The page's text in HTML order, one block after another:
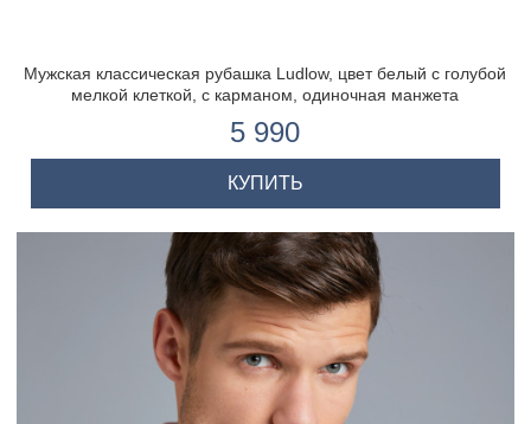
Мужская классическая рубашка Ludlow, цвет белый с голубой
мелкой клеткой, с карманом, одиночная манжета
5 990
КУПИТЬ